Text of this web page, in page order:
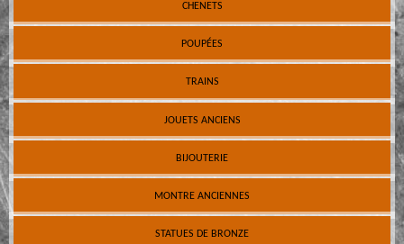
CHENETS
POUPÉES
TRAINS
JOUETS ANCIENS
BIJOUTERIE
MONTRE ANCIENNES
STATUES DE BRONZE